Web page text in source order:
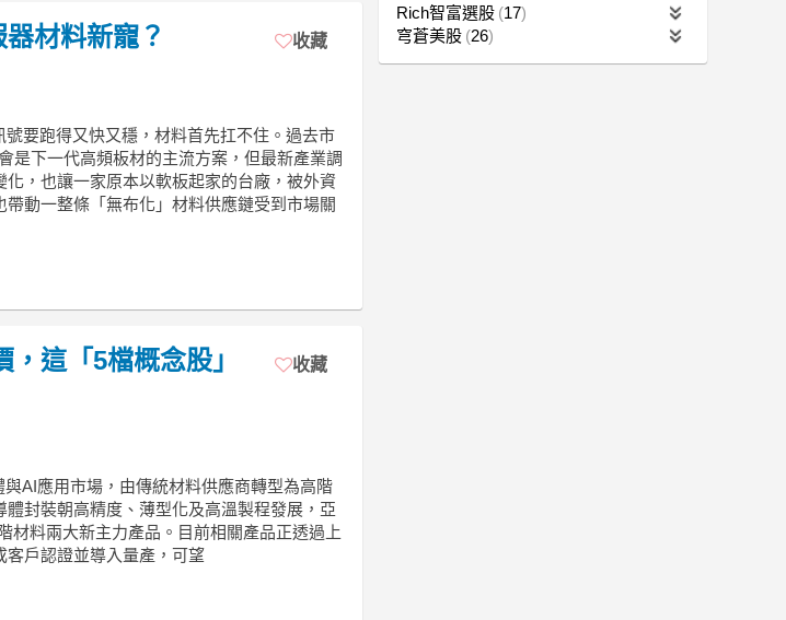
材料新寵？ 收藏
要跑得又快又穩，材料首先扛不住。過去市
是下一代高頻板材的主流方案，但最新產業調
，也讓一家原本以軟板起家的台廠，被外資
動一整條「無布化」材料供應鏈受到市場關
這「5檔概念股」
收藏
AI應用市場，由傳統材料供應商轉型為高階
封裝朝高精度、薄型化及高溫製程發展，亞
材料兩大新主力產品。目前相關產品正透過上
客戶認證並導入量產，可望
Rich智富選股 17
穹蒼美股 26